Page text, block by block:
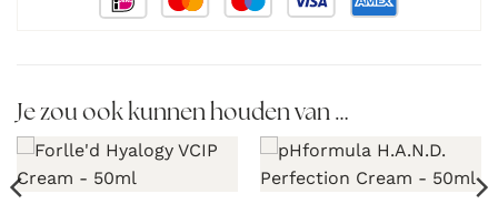
Je zou ook kunnen houden van …